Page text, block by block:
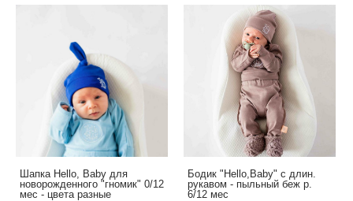
Шапка Hello, Baby для
новорожденного "гномик" 0/12
мес - цвета разные
Бодик "Hello,Baby" с длин.
рукавом - пыльный беж р.
6/12 мес